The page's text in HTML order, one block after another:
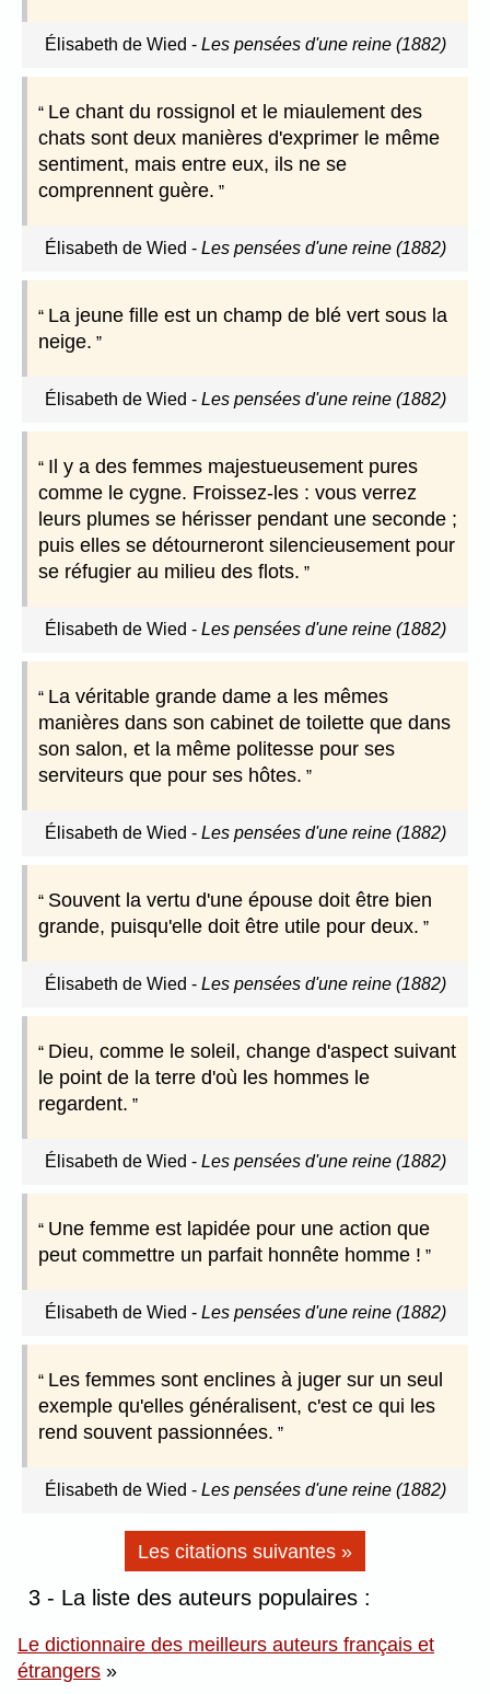
Élisabeth de Wied - Les pensées d'une reine (1882)
Le chant du rossignol et le miaulement des
chats sont deux manières d'exprimer le même
sentiment, mais entre eux, ils ne se
comprennent guère.
Élisabeth de Wied - Les pensées d'une reine (1882)
La jeune fille est un champ de blé vert sous la
neige.
Élisabeth de Wied - Les pensées d'une reine (1882)
Il y a des femmes majestueusement pures
comme le cygne. Froissez-les : vous verrez
leurs plumes se hérisser pendant une seconde ;
puis elles se détourneront silencieusement pour
se réfugier au milieu des flots.
Élisabeth de Wied - Les pensées d'une reine (1882)
La véritable grande dame a les mêmes
manières dans son cabinet de toilette que dans
son salon, et la même politesse pour ses
serviteurs que pour ses hôtes.
Élisabeth de Wied - Les pensées d'une reine (1882)
Souvent la vertu d'une épouse doit être bien
grande, puisqu'elle doit être utile pour deux.
Élisabeth de Wied - Les pensées d'une reine (1882)
Dieu, comme le soleil, change d'aspect suivant
le point de la terre d'où les hommes le
regardent.
Élisabeth de Wied - Les pensées d'une reine (1882)
Une femme est lapidée pour une action que
peut commettre un parfait honnête homme !
Élisabeth de Wied - Les pensées d'une reine (1882)
Les femmes sont enclines à juger sur un seul
exemple qu'elles généralisent, c'est ce qui les
rend souvent passionnées.
Élisabeth de Wied - Les pensées d'une reine (1882)
Les citations suivantes »
3 - La liste des auteurs populaires :
Le dictionnaire des meilleurs auteurs français et
étrangers »